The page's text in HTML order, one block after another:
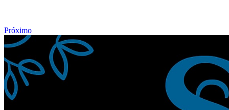
Próximo